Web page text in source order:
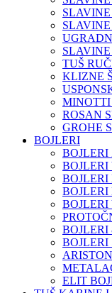
TUŠ
KLIZNE
ROSAN
GROHE
BOJLERI
BOJLERI
BOJLERI
ELIT